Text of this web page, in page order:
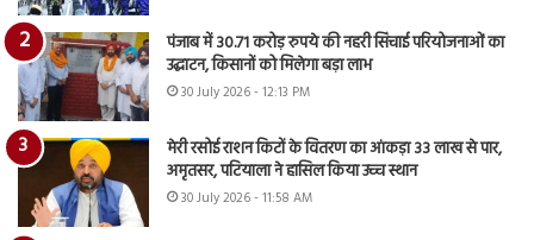
पंजाब में 30.71 करोड़ रुपये की नहरी सिंचाई परियोजनाओं का
उद्घाटन, किसानों को मिलेगा बड़ा लाभ
30 July 2026 - 12:13 PM
मेरी रसोई राशन किटों के वितरण का आंकड़ा 33 लाख से पार,
अमृतसर, पटियाला ने हासिल किया उच्च स्थान
30 July 2026 - 11:58 AM